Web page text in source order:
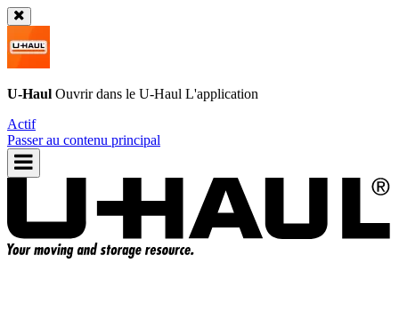
U-Haul Ouvrir dans le U-Haul L'application
Actif
Passer au contenu principal